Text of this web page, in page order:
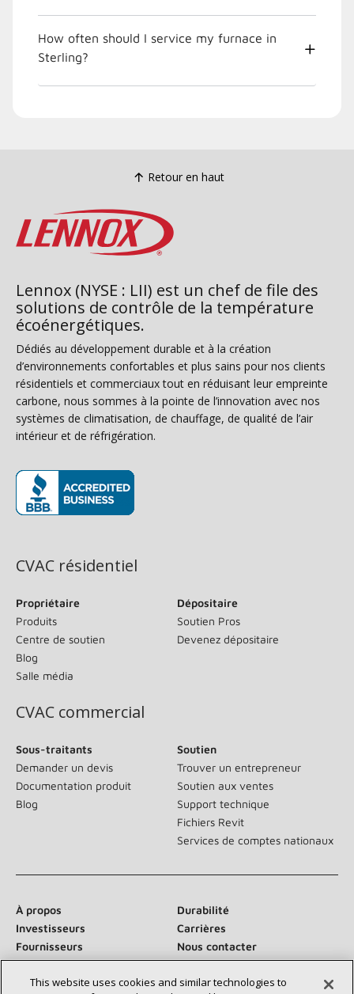
How often should I service my furnace in
Sterling?
Retour en haut
Lennox (NYSE : LII) est un chef de file des
solutions de contrôle de la température
écoénergétiques.
Dédiés au développement durable et à la création
d’environnements confortables et plus sains pour nos clients
résidentiels et commerciaux tout en réduisant leur empreinte
carbone, nous sommes à la pointe de l’innovation avec nos
systèmes de climatisation, de chauffage, de qualité de l’air
intérieur et de réfrigération.
CVAC résidentiel
Propriétaire
Produits
Centre de soutien
Blog
Salle média
Dépositaire
Soutien Pros
Devenez dépositaire
CVAC commercial
Sous-traitants
Demander un devis
Documentation produit
Blog
Soutien
Trouver un entrepreneur
Soutien aux ventes
Support technique
Fichiers Revit
Services de comptes nationaux
À propos
Durabilité
Investisseurs
Carrières
Fournisseurs
Nous contacter
Salle de presse
This website uses cookies and similar technologies to